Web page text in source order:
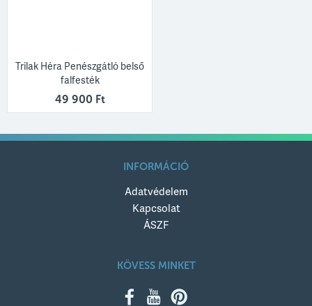
Trilak Héra Penészgátló belső
falfesték
49 900 Ft
INFORMÁCIÓ
Adatvédelem
Kapcsolat
ÁSZF
KÖVESS MINKET